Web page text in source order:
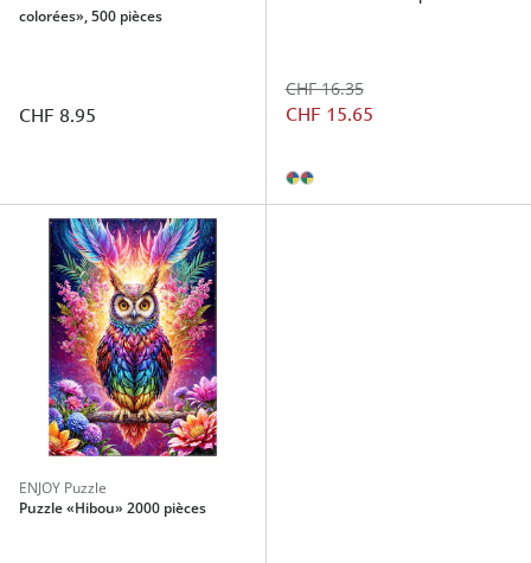
colorées», 500 pièces
CHF 8.95
CHF 16.35
CHF 15.65
ENJOY Puzzle
Puzzle «Hibou» 2000 pièces